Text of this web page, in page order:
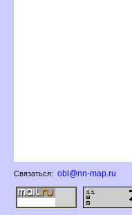
Связаться: obl@nn-map.ru